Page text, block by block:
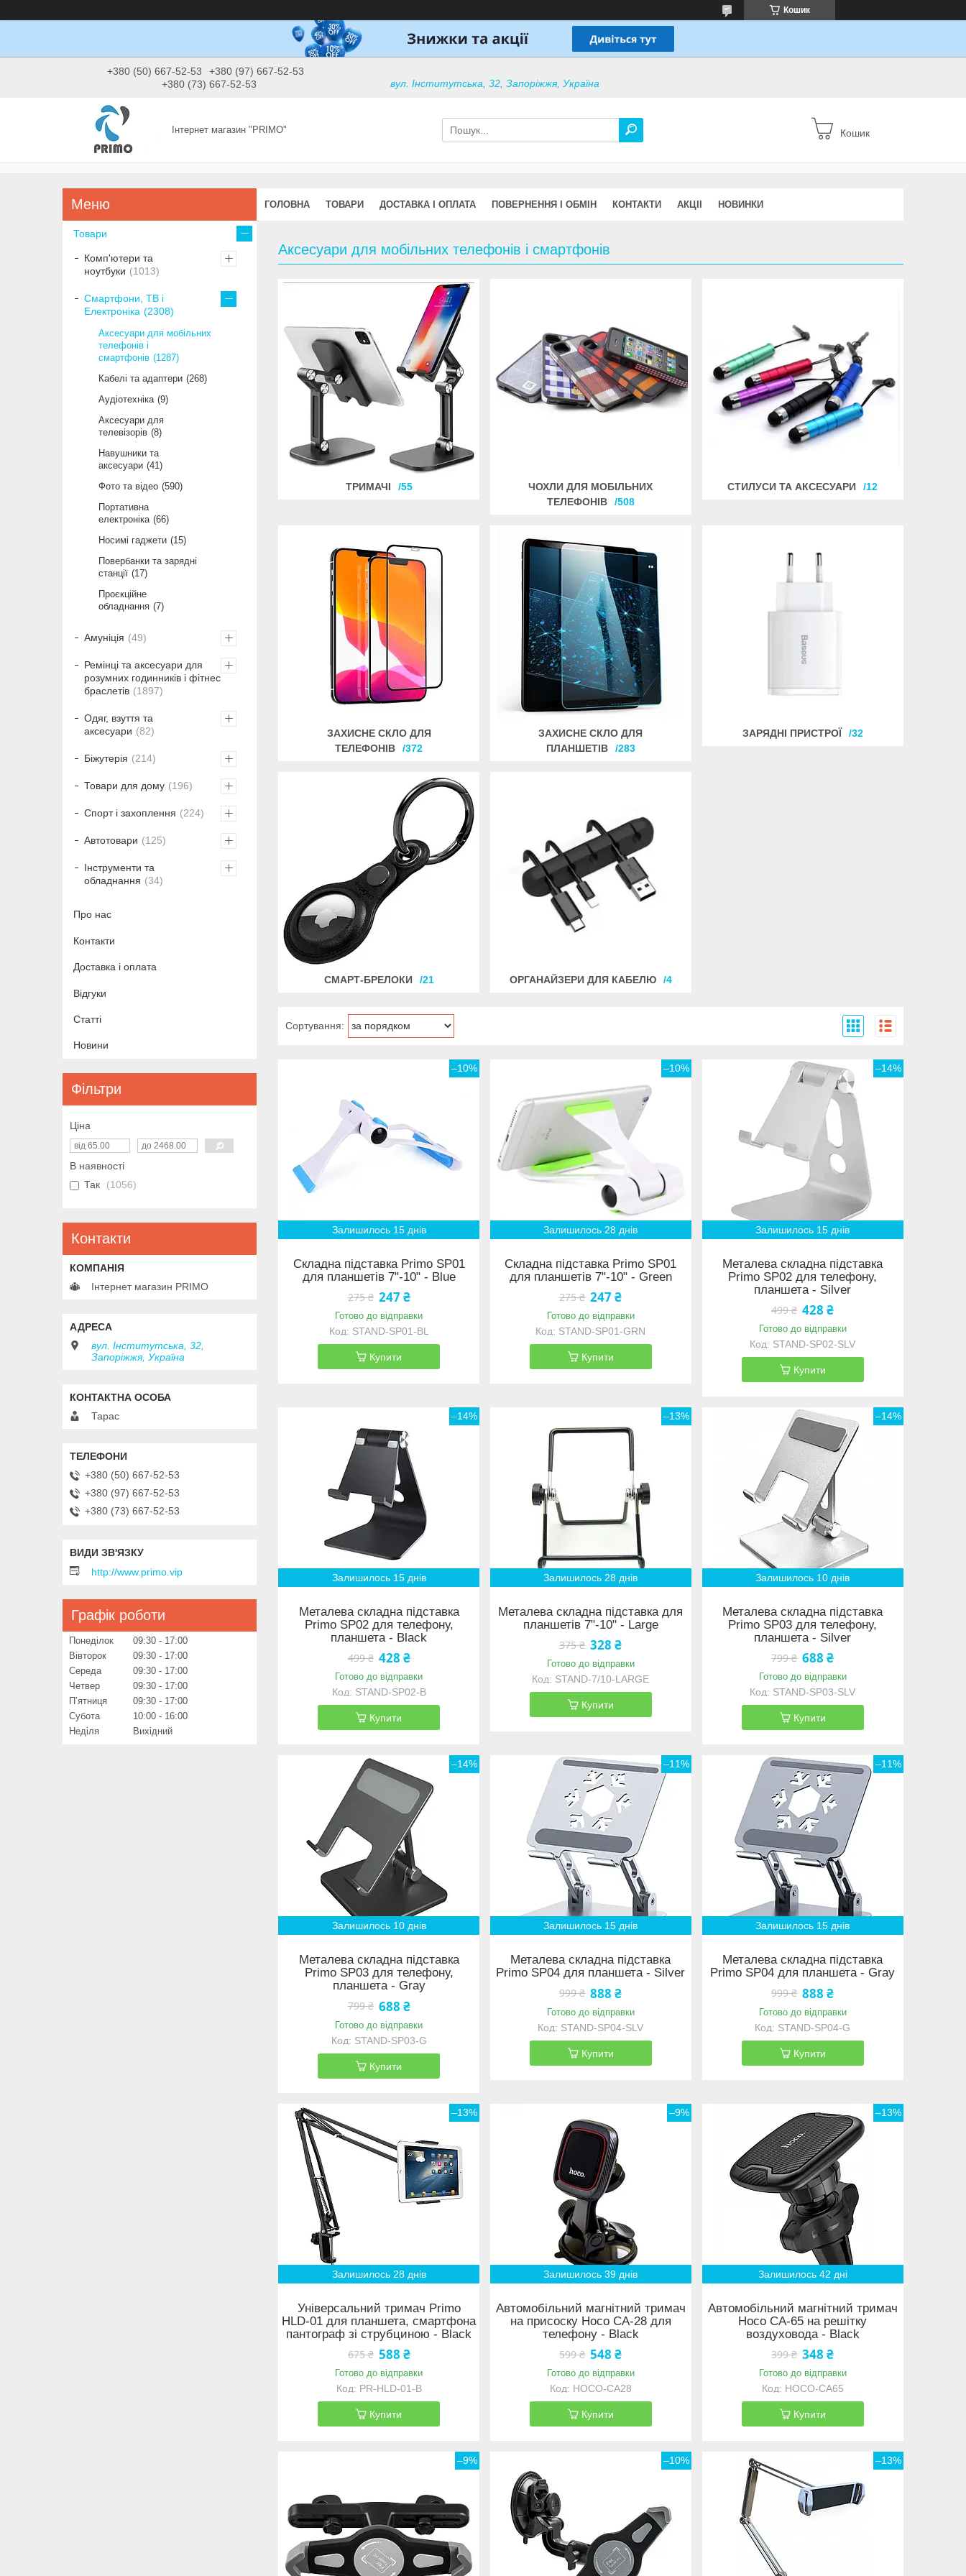
Кошик
+380 (50) 667-52-53
+380 (97) 667-52-53
+380 (73) 667-52-53
вул. Інститутська, 32, Запоріжжя, Україна
Інтернет магазин "PRIMO" Кошик
ГОЛОВНА ТОВАРИ ДОСТАВКА І ОПЛАТА ПОВЕРНЕННЯ І ОБМІН КОНТАКТИ АКЦІІ НОВИНКИ
Аксесуари для мобільних телефонів і смартфонів
ТРИМАЧІ 55
ЧОХЛИ ДЛЯ МОБІЛЬНИХ
ТЕЛЕФОНІВ
508
СТИЛУСИ ТА АКСЕСУАРИ 12
ЗАХИСНЕ СКЛО ДЛЯ
ТЕЛЕФОНІВ
372
ЗАХИСНЕ СКЛО ДЛЯ
ПЛАНШЕТІВ
283
ЗАРЯДНІ ПРИСТРОЇ 32
СМАРТ-БРЕЛОКИ 21 ОРГАНАЙЗЕРИ ДЛЯ КАБЕЛЮ 4
–10%
Залишилось 15 днів
Складна підставка Primo SP01
для планшетів 7"-10" - Blue
275 ₴ 247 ₴
Готово до відправки
STAND-SP01-BL
Купити
–10%
Залишилось 28 днів
Складна підставка Primo SP01
для планшетів 7"-10" - Green
275 ₴ 247 ₴
Готово до відправки
STAND-SP01-GRN
Купити
–14%
Залишилось 15 днів
Металева складна підставка
Primo SP02 для телефону,
планшета - Silver
499 ₴ 428 ₴
Готово до відправки
STAND-SP02-SLV
Купити
–14%
Залишилось 15 днів
Металева складна підставка
Primo SP02 для телефону,
планшета - Black
499 ₴ 428 ₴
Готово до відправки
STAND-SP02-B
Купити
–13%
Залишилось 28 днів
Металева складна підставка для
планшетів 7"-10" - Large
375 ₴ 328 ₴
Готово до відправки
STAND-7/10-LARGE
Купити
–14%
Залишилось 10 днів
Металева складна підставка
Primo SP03 для телефону,
планшета - Silver
799 ₴ 688 ₴
Готово до відправки
STAND-SP03-SLV
Купити
–14%
Залишилось 10 днів
Металева складна підставка
Primo SP03 для телефону,
планшета - Gray
799 ₴ 688 ₴
Готово до відправки
STAND-SP03-G
Купити
–11%
Залишилось 15 днів
Металева складна підставка
Primo SP04 для планшета - Silver
999 ₴ 888 ₴
Готово до відправки
STAND-SP04-SLV
Купити
–11%
Залишилось 15 днів
Металева складна підставка
Primo SP04 для планшета - Gray
999 ₴ 888 ₴
Готово до відправки
STAND-SP04-G
Купити
–13%
Залишилось 28 днів
Універсальний тримач Primo
HLD-01 для планшета, смартфона
пантограф зі струбциною - Black
675 ₴ 588 ₴
Готово до відправки
PR-HLD-01-B
Купити
–9%
Залишилось 39 днів
Автомобільний магнітний тримач
на присоску Hoco CA-28 для
телефону - Black
599 ₴ 548 ₴
Готово до відправки
HOCO-CA28
Купити
–13%
Залишилось 42 дні
Автомобільний магнітний тримач
Hoco CA-65 на решітку
воздуховода - Black
399 ₴ 348 ₴
Готово до відправки
HOCO-CA65
Купити
–9% –10% –13%
Товари
Комп'ютери та
ноутбуки
1013
Смартфони, ТВ і
Електроніка
2308
Аксесуари для мобільних
телефонів і
смартфонів
1287
Кабелі та адаптери 268
Аудіотехніка 9
Аксесуари для
телевізорів 8
Навушники та
аксесуари 41
Фото та відео 590
Портативна
електроніка 66
Носимі гаджети
15
Повербанки та зарядні
станції
17
Проєкційне
обладнання 7
Амуніція 49
Ремінці та аксесуари для
розумних годинників і фітнес
браслетів
1897
Одяг, взуття та
аксесуари
82
Біжутерія 214
Товари для дому 196
Спорт і захоплення 224
Автотовари 125
Інструменти та
обладнання
34
Про нас
Контакти
Доставка і оплата
Відгуки
Статті
Новини
Фільтри
Ціна
В наявності
Так
1056
Контакти
Інтернет магазин PRIMO
вул. Інститутська, 32,
Запоріжжя, Україна
Тарас
+380 (50) 667-52-53
+380 (97) 667-52-53
+380 (73) 667-52-53
http://www.primo.vip
Графік роботи
Понеділок 09:30
17:00
Вівторок
09:30
17:00
Середа
09:30
17:00
Четвер
09:30
17:00
Пʼятниця
09:30
17:00
Субота
10:00
16:00
Неділя
Вихідний